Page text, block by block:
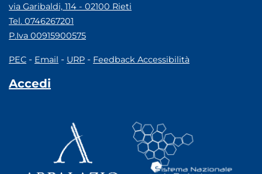
via Garibaldi, 114 - 02100 Rieti
Tel. 0746267201
P.Iva 00915900575
PEC - Email - URP - Feedback Accessibilità
Accedi